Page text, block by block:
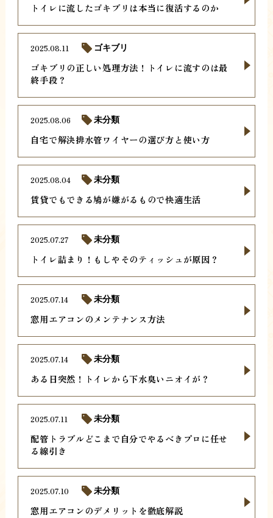
トイレに流したゴキブリは本当に復活するのか
ゴキブリの正しい処理方法！トイレに流すのは最
終手段？
2025.08.11 ゴキブリ
自宅で解決排水管ワイヤーの選び方と使い方
2025.08.06 未分類
賃貸でもできる鳩が嫌がるもので快適生活
2025.08.04 未分類
トイレ詰まり！もしやそのティッシュが原因？
2025.07.27 未分類
窓用エアコンのメンテナンス方法
2025.07.14 未分類
ある日突然！トイレから下水臭いニオイが？
2025.07.14 未分類
配管トラブルどこまで自分でやるべきプロに任せ
る線引き
2025.07.11 未分類
窓用エアコンのデメリットを徹底解説
2025.07.10 未分類